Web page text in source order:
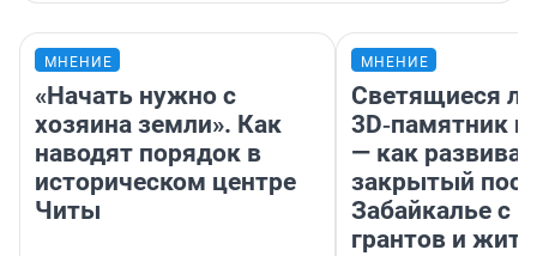
МНЕНИЕ
«Начать нужно с
хозяина земли». Как
наводят порядок в
историческом центре
Читы
МНЕНИЕ
Светящиеся
3D‑памятник и
— как
закрытый
Забайкалье с
грантов и